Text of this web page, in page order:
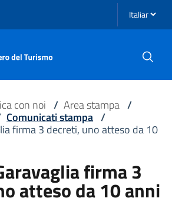
Seleziona
navigazione
con noi / Area stampa /
Comunicati stampa /
firma 3 decreti, uno atteso da 10
firma 3
atteso da 10 anni